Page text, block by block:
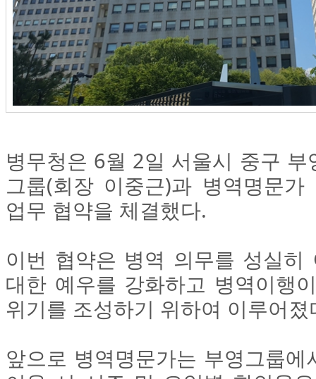
병무청은 6월 2일 서울시 중구
그룹(회장 이중근)과 병역명문
업무 협약을 체결했다.
이번 협약은 병역 의무를 성실히
대한 예우를 강화하고 병역이행
위기를 조성하기 위하여 이루어졌
앞으로 병역명문가는 부영그룹